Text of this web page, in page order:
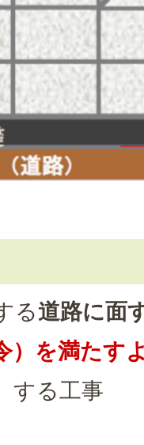
る道路に面
）を満たす
する工事